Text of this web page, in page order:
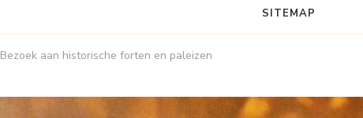
SITEMAP
Bezoek aan historische forten en paleizen